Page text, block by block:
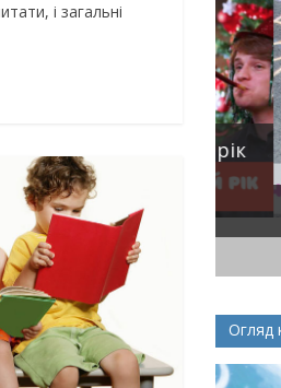
і загальні
— ідеї для
вечора
Огляд